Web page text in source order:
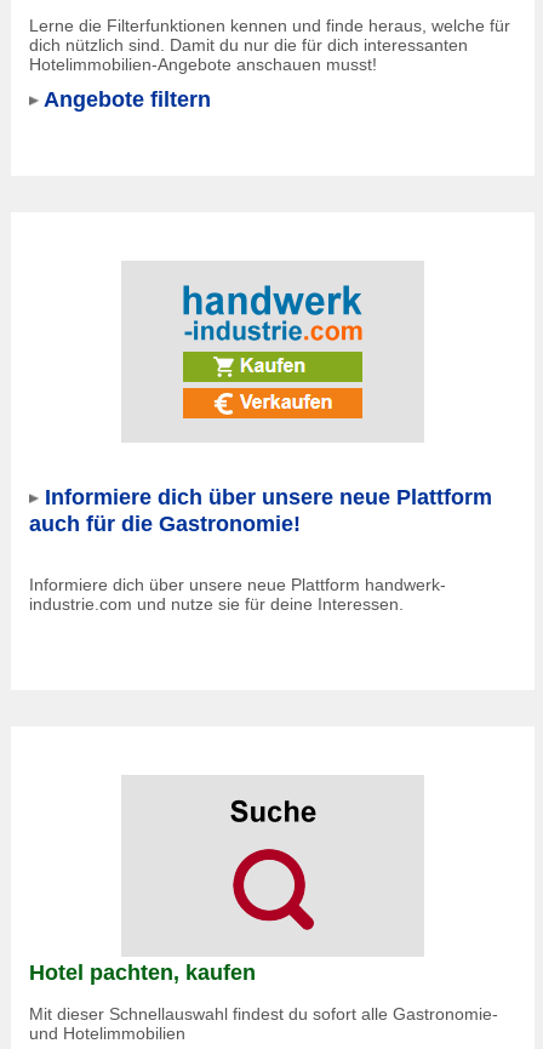
Lerne die Filterfunktionen kennen und finde heraus, welche für
dich nützlich sind. Damit du nur die für dich interessanten
Hotelimmobilien-Angebote anschauen musst!
Angebote filtern
Informiere dich über unsere neue Plattform
auch für die Gastronomie!
Informiere dich über unsere neue Plattform handwerk-
industrie.com und nutze sie für deine Interessen.
Hotel pachten, kaufen
Mit dieser Schnellauswahl findest du sofort alle Gastronomie-
und Hotelimmobilien